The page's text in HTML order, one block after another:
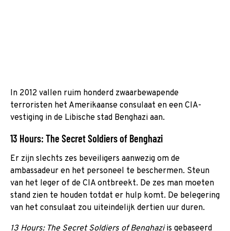
In 2012 vallen ruim honderd zwaarbewapende
terroristen het Amerikaanse consulaat en een CIA-
vestiging in de Libische stad Benghazi aan.
13 Hours: The Secret Soldiers of Benghazi
Er zijn slechts zes beveiligers aanwezig om de
ambassadeur en het personeel te beschermen. Steun
van het leger of de CIA ontbreekt. De zes man moeten
stand zien te houden totdat er hulp komt. De belegering
van het consulaat zou uiteindelijk dertien uur duren.
13 Hours: The Secret Soldiers of Benghaziis gebaseerd